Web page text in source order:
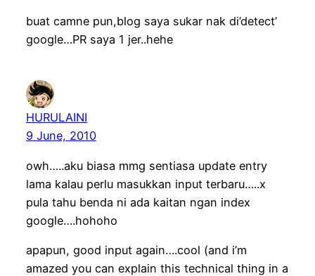
buat camne pun,blog saya sukar nak di’detect’
google…PR saya 1 jer..hehe
HURULAINI
9 June, 2010
owh…..aku biasa mmg sentiasa update entry
lama kalau perlu masukkan input terbaru…..x
pula tahu benda ni ada kaitan ngan index
google….hohoho
apapun, good input again….cool (and i’m
amazed you can explain this technical thing in a